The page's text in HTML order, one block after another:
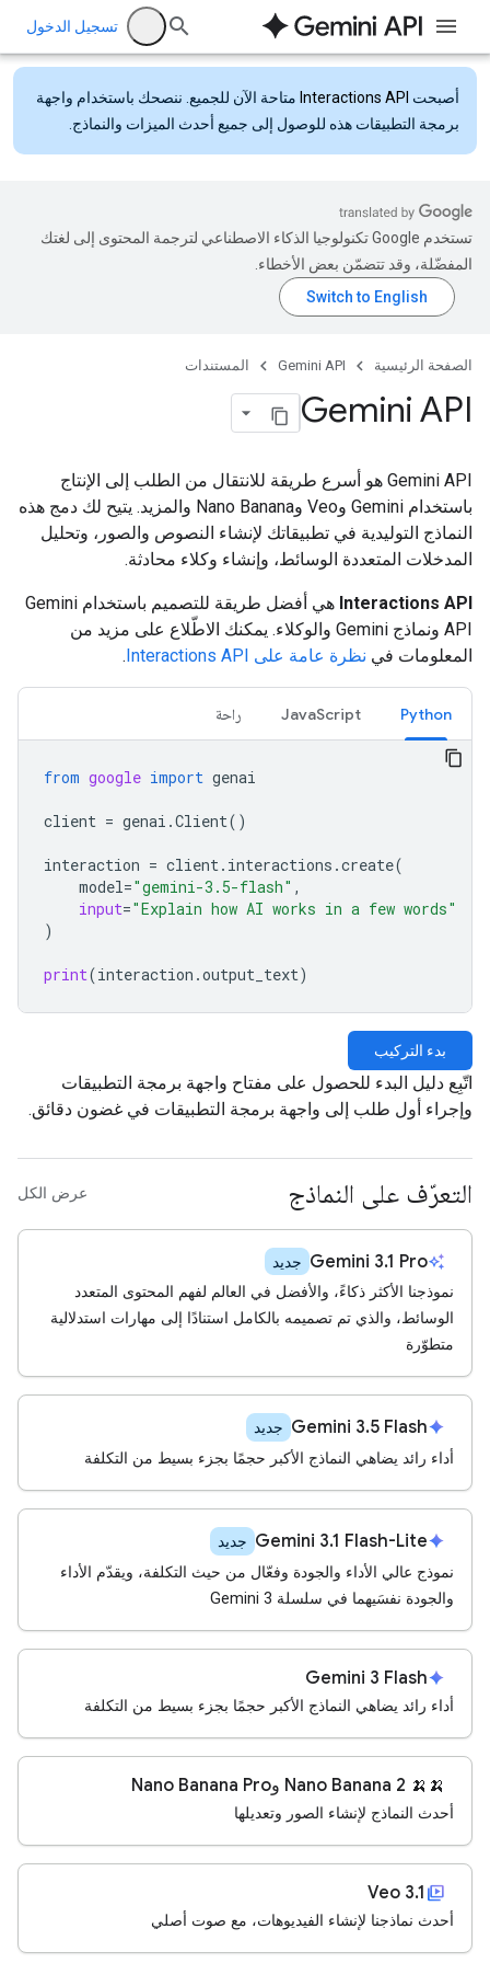
تسجيل الدخول
أصبحت Interactions API متاحة الآن للجميع. ننصحك باستخدام واجهة
برمجة التطبيقات هذه للوصول إلى جميع أحدث الميزات والنماذج.
تستخدم Google تكنولوجيا الذكاء الاصطناعي لترجمة المحتوى إلى لغتك
المفضّلة، وقد تتضمّن بعض الأخطاء.
الصفحة الرئيسية Gemini API المستندات
Gemini API
‫Gemini API هو أسرع طريقة للانتقال من الطلب إلى الإنتاج
باستخدام Gemini وVeo وNano Banana والمزيد. يتيح لك دمج هذه
النماذج التوليدية في تطبيقاتك لإنشاء النصوص والصور، وتحليل
المدخلات المتعددة الوسائط، وإنشاء وكلاء محادثة.
Interactions API
هي أفضل طريقة للتصميم باستخدام Gemini
API ونماذج Gemini والوكلاء. يمكنك الاطّلاع على مزيد من
المعلومات في نظرة عامة على Interactions API .
Python
JavaScript راحة
from google import genai
client = genai .Client()
interaction = client. interactions .create(
model="gemini-3.5-flash" ,
input="Explain how AI works in a few words"
)
print(interaction .output_text)
بدء التركيب
اتّبِع دليل البدء للحصول على مفتاح واجهة برمجة التطبيقات
وإجراء أول طلب إلى واجهة برمجة التطبيقات في غضون دقائق.
التعرّف على النماذج عرض الكل
auto_awesome
Gemini 3.1 Pro جديد
نموذجنا الأكثر ذكاءً، والأفضل في العالم لفهم المحتوى المتعدد
الوسائط، والذي تم تصميمه بالكامل استنادًا إلى مهارات استدلالية
متطوّرة
spark
Gemini 3.5 Flash جديد
أداء رائد يضاهي النماذج الأكبر حجمًا بجزء بسيط من التكلفة
spark
Gemini 3.1 Flash-Lite جديد
نموذج عالي الأداء والجودة وفعّال من حيث التكلفة، ويقدّم الأداء
والجودة نفسَيهما في سلسلة Gemini 3
spark
Gemini 3 Flash
أداء رائد يضاهي النماذج الأكبر حجمًا بجزء بسيط من التكلفة
🍌 ‫🍌 Nano Banana 2 وNano Banana Pro
أحدث النماذج لإنشاء الصور وتعديلها
video_library
Veo 3.1
أحدث نماذجنا لإنشاء الفيديوهات، مع صوت أصلي